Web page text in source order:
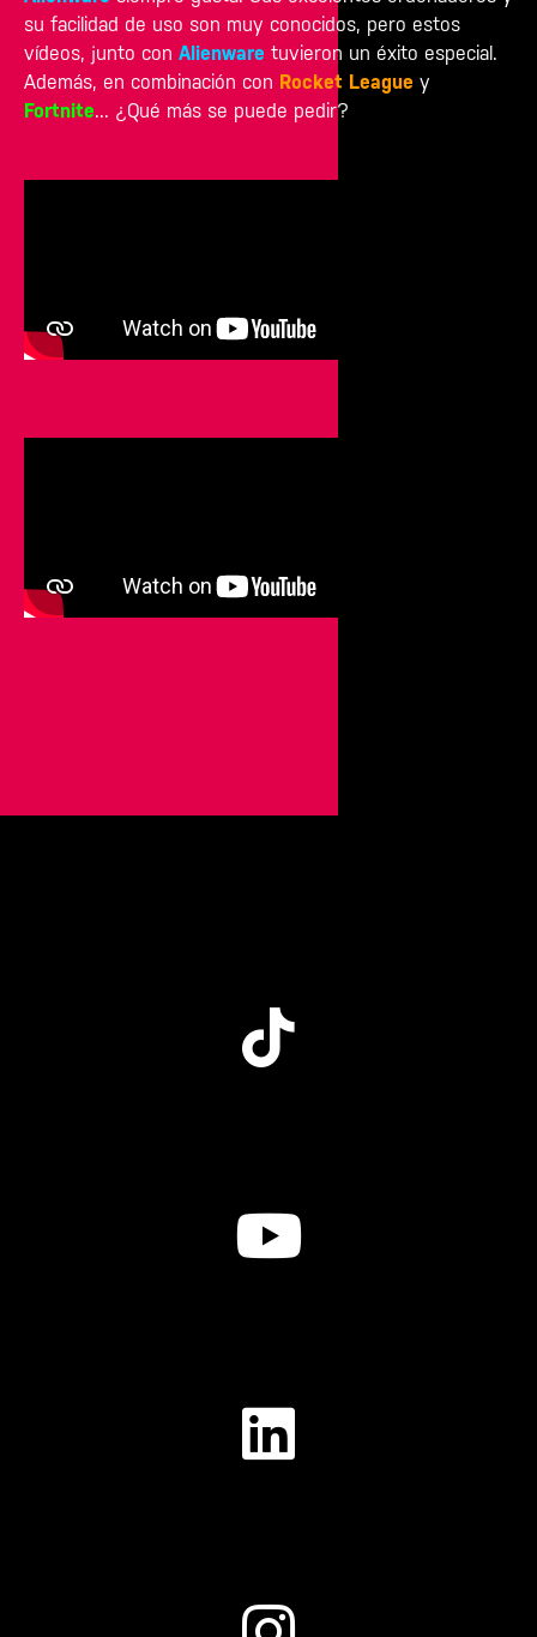
su facilidad de uso son muy conocidos, pero estos
vídeos, junto con Alienware tuvieron un éxito especial.
Además, en combinación con Rocket League y
Fortnite... ¿Qué más se puede pedir?